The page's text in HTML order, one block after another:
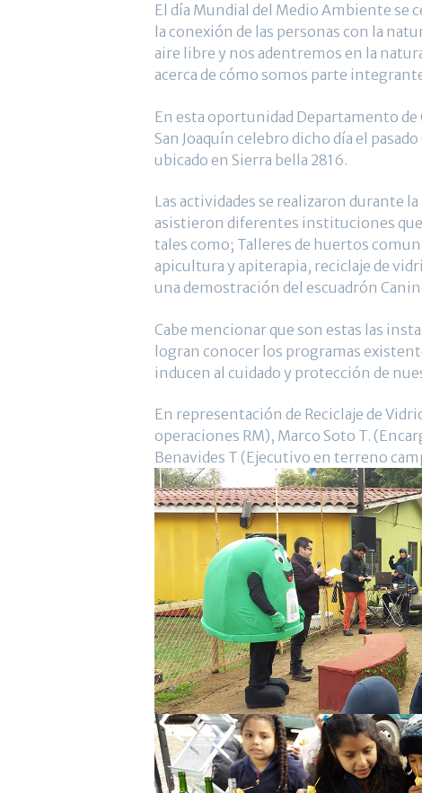
El día Mundial del Medio Ambiente se
la conexión de las personas con la
aire libre y nos adentremos en la
acerca de cómo somos parte
En esta oportunidad Departamento
San Joaquín celebro dicho día el
ubicado en Sierra bella 2816.
Las actividades se realizaron durante
asistieron diferentes instituciones
tales como; Talleres de huertos
apicultura y apiterapia, reciclaje de
una demostración del escuadrón
Cabe mencionar que son estas las
logran conocer los programas
inducen al cuidado y protección de
En representación de Reciclaje de
operaciones RM), Marco Soto T.
Benavides T (Ejecutivo en terreno